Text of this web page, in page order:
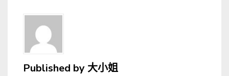
Published by大小姐